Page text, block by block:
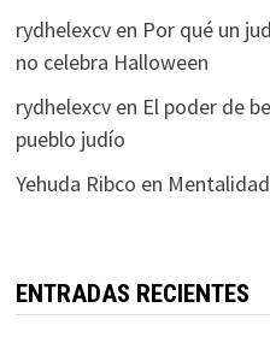
rydhelexcven Por qué un
no celebra Halloween
rydhelexcven El poder de
pueblo judío
Yehuda Ribco en
ENTRADAS RECIENTES